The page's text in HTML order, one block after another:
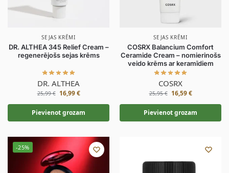
SEJAS KRĒMI
DR. ALTHEA 345 Relief Cream –
regenerējošs sejas krēms
DR. ALTHEA
25,99€ 16,99€
Pievienot grozam
SEJAS KRĒMI
COSRX Balancium Comfort
Ceramide Cream – nomierinošs
veido krēms ar keramīdiem
COSRX
25,95€ 16,59€
Pievienot grozam
-25%